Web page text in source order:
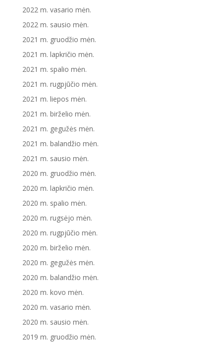
2022 m. vasario mėn.
2022 m. sausio mėn.
2021 m. gruodžio mėn.
2021 m. lapkričio mėn.
2021 m. spalio mėn.
2021 m. rugpjūčio mėn.
2021 m. liepos mėn.
2021 m. birželio mėn.
2021 m. gegužės mėn.
2021 m. balandžio mėn.
2021 m. sausio mėn.
2020 m. gruodžio mėn.
2020 m. lapkričio mėn.
2020 m. spalio mėn.
2020 m. rugsėjo mėn.
2020 m. rugpjūčio mėn.
2020 m. birželio mėn.
2020 m. gegužės mėn.
2020 m. balandžio mėn.
2020 m. kovo mėn.
2020 m. vasario mėn.
2020 m. sausio mėn.
2019 m. gruodžio mėn.